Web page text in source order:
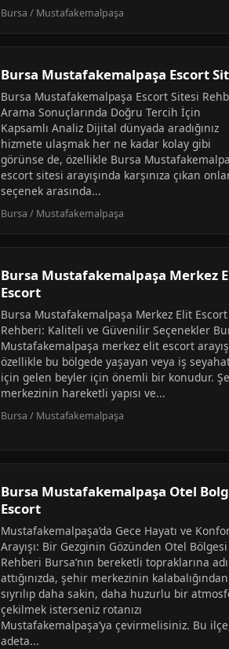
Bursa / Mustafakemalpaşa
Bursa Mustafakemalpaşa Escort
Bursa Mustafakemalpaşa Escort Sitesi
Arama Sonuçlarında Doğru Tercih İçin
Kapsamlı Analiz Dijital dünyada aradığınız
hizmete ulaşmak her ne kadar kolay gibi
görünse de, özellikle Bursa
escort sitesi arayışında karşınıza çıkan
seçenek arasında...
Bursa / Mustafakemalpaşa
Bursa Mustafakemalpaşa Merkez
Escort
Bursa Mustafakemalpaşa Merkez Elit Escort
Rehberi: Kaliteli ve Güvenilir Seçenekler
Mustafakemalpaşa merkez elit escort
özellikle bu bölgede yaşayan veya iş
için gelen beyler için önemli bir konudur.
merkezinin hareketli yapısı ve...
Bursa / Mustafakemalpaşa
Bursa Mustafakemalpaşa Otel
Escort
Mustafakemalpaşa’da Gece Hayatı ve
Arayışı: Bir Gezginin Gözünden Otel Bölgesi
Rehberi Bursa’nın bereketli topraklarına
attığınızda, şehir merkezinin kalabalığından
sıyrılıp daha sakin, daha huzurlu bir
çekilmek isterseniz rotanızı
Mustafakemalpaşa’ya çevirmelisiniz. Bu
adeta...